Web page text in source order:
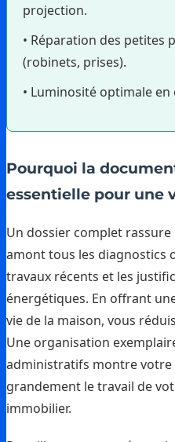
projection.
• Réparation des petites
(robinets, prises).
• Luminosité optimale
Pourquoi la
essentielle pour une
Un dossier complet rassure
amont tous les diagnostics
travaux récents et les
énergétiques. En offrant
vie de la maison, vous
Une organisation
administratifs montre votre
grandement le travail de
immobilier.